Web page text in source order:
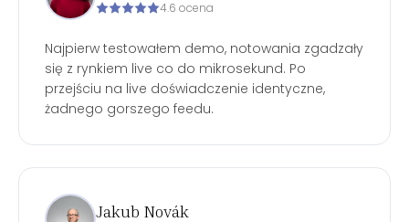
4.6 ocena
Najpierw testowałem demo, notowania zgadzały
się z rynkiem live co do mikrosekund. Po
przejściu na live doświadczenie identyczne,
żadnego gorszego feedu.
Jakub Novák